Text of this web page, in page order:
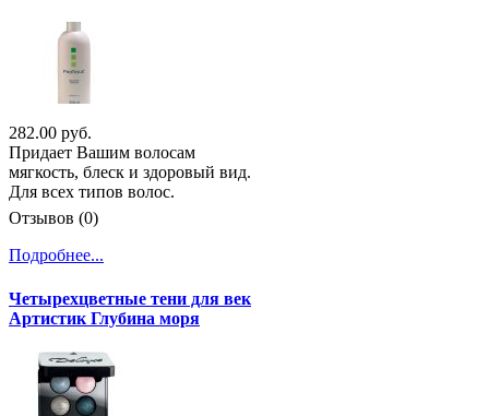
282.00 руб.
Придает Вашим волосам
мягкость, блеск и здоровый вид.
Для всех типов волос.
Отзывов (0)
Подробнее...
Четырехцветные тени для век
Артистик Глубина моря